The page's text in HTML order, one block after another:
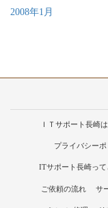
2008年1月
ＩＴサポート長崎
プライバシーポ
ITサポート長崎っ
ご依頼の流れ サ